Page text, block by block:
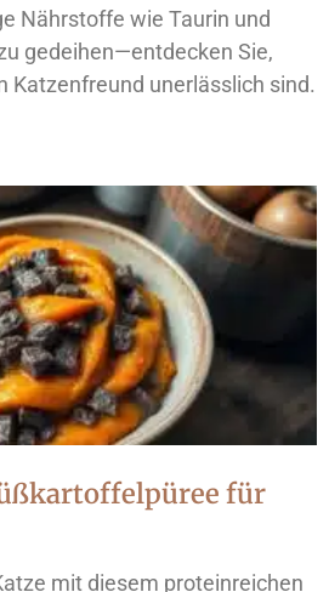
Nährstoffe wie Taurin und
gedeihen—entdecken Sie,
Katzenfreund unerlässlich sind.
für
mit diesem proteinreichen